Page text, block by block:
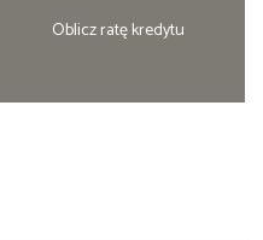
Oblicz ratę kredytu